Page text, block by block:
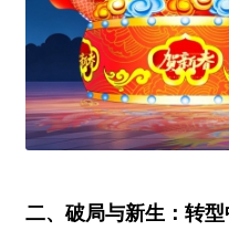
二、破局与新生：转